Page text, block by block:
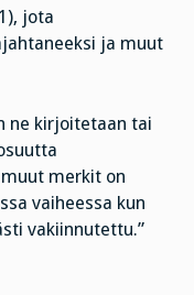
jota
ja muut
ne kirjoitetaan tai
merkit on
vaiheessa kun
vakiinnutettu.”